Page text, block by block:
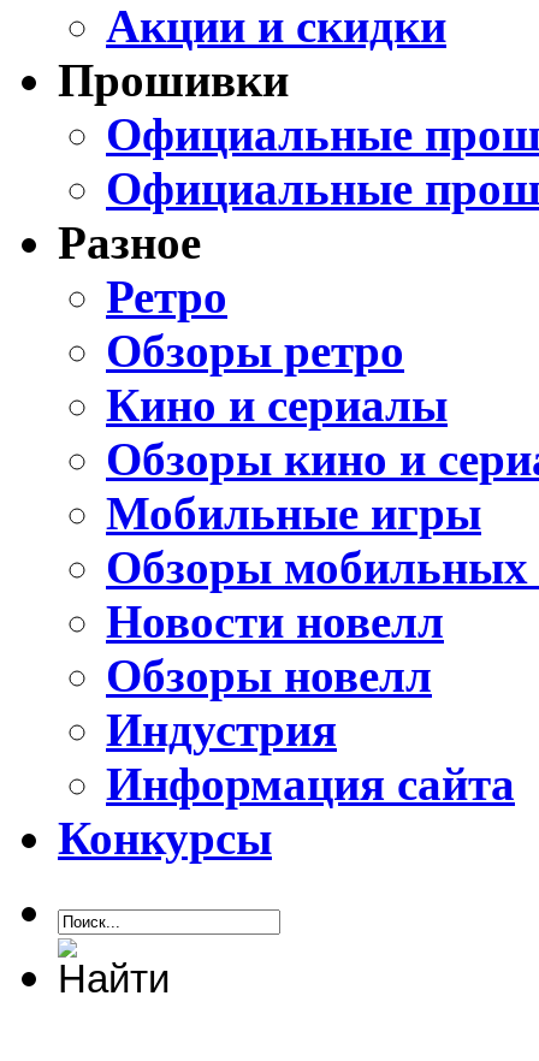
Акции и скидки
Прошивки
Официальные
Официальные
Разное
Ретро
Обзоры ретро
Кино и сериалы
Обзоры кино и
Мобильные игры
Обзоры мобильных
Новости новелл
Обзоры новелл
Индустрия
Информация сайта
Конкурсы